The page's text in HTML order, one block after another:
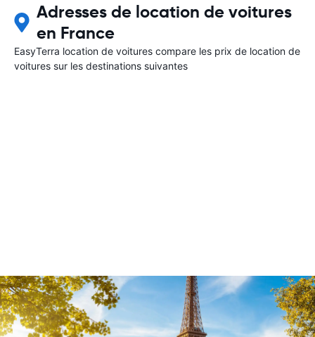
Adresses de location de voitures
en France
EasyTerra location de voitures compare les prix de location de
voitures sur les destinations suivantes